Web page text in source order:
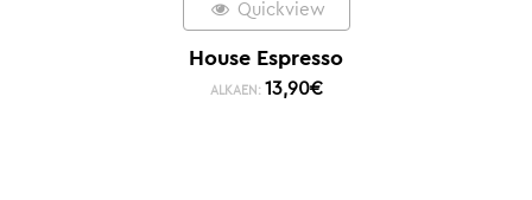
Quickview
House Espresso
ALKAEN: 13,90€